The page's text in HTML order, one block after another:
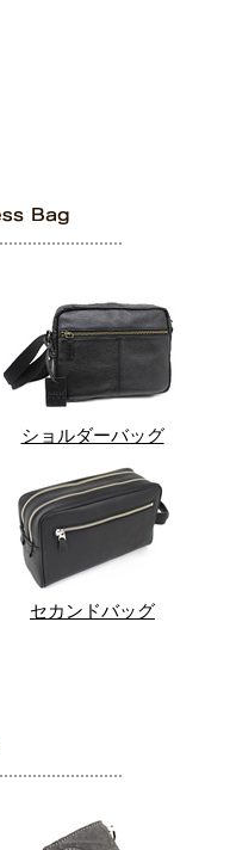
ショルダーバッグ
セカンドバッグ